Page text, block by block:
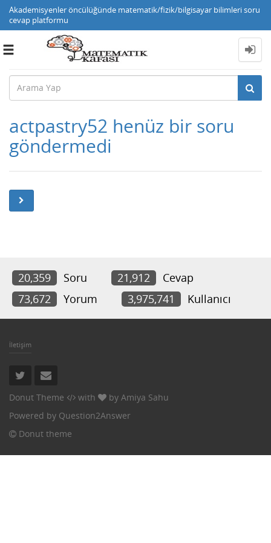
Akademisyenler öncülüğünde matematik/fizik/bilgisayar bilimleri soru
cevap platformu
Toggle
actpastry52 henüz bir soru
göndermedi
20,359 Soru 21,912
Cevap
73,672
Yorum 3,975,741 Kullanıcı
İletişim
Donut Theme with by Amiya Sahu
Powered by Question2Answer
Donut theme